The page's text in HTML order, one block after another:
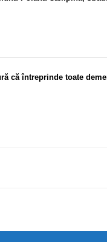
că întreprinde toate